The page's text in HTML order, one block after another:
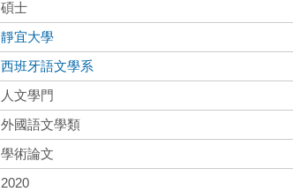
碩士
靜宜大學
西班牙語文學系
人文學門
外國語文學類
學術論文
2020